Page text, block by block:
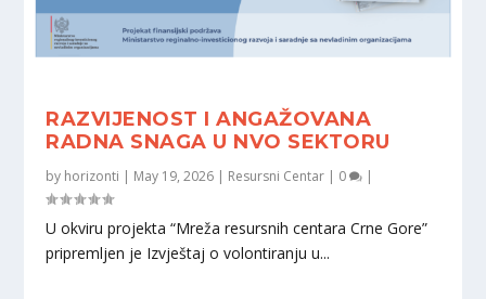
RAZVIJENOST I ANGAŽOVANA
RADNA SNAGA U NVO SEKTORU
by horizonti May 19, 2026 Resursni Centar 0
U okviru projekta “Mreža resursnih centara Crne Gore”
pripremljen je Izvještaj o volontiranju u...